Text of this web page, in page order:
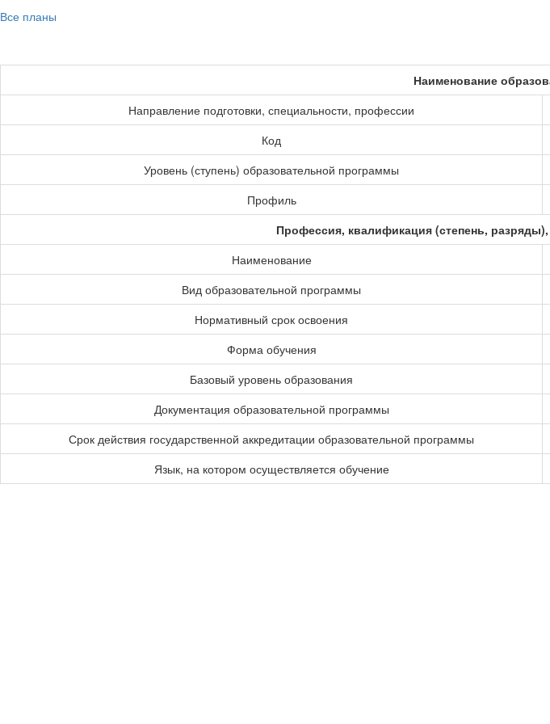
Все планы
Наименование
Направление подготовки, специальности, профессии
Код
Уровень (ступень) образовательной программы
Профиль
Профессия, квалификация (степень,
Наименование
Вид образовательной программы
Нормативный срок освоения
Форма обучения
Базовый уровень образования
Документация образовательной программы
Срок действия государственной аккредитации образовательной программы
Язык, на котором осуществляется обучение